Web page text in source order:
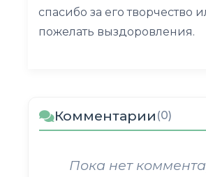
спасибо за его творчество
пожелать выздоровления.
Комментарии (0)
Пока нет